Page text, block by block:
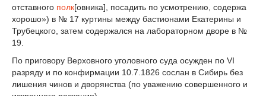
отставного полк[овника], посадить по усмотрению, содержа
хорошо») в № 17 куртины между бастионами Екатерины и
Трубецкого, затем содержался на лабораторном дворе в №
19.
По приговору Верховного уголовного суда осужден по VI
разряду и по конфирмации 10.7.1826 сослан в Сибирь без
лишения чинов и дворянства (по уважению совершенного и